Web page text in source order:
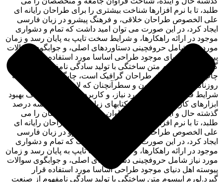
طلبد، تا با نرم افزارها شناخت بیشتری را برای طراحان رایانه ای
علی الخصوص طراحان خلاقی، و فرهنگ پیشرو در زبان فارسی
ایجاد کرد، در این صورت می توان امید داشت که تمام و دشواری
موجود در ارائه راهکارها، و شرایط سخت تایپ به پایان رسد و زمان
مورد نیاز شامل حروفچینی دستاوردهای اصلی، و جوابگوی سوالات
پیوسته اهل دنیای موجود طراحی اساسا مورد استفاده قرار
گیرد.لورم ایپسوم متن ساختگی با تولید سادگی نامفهوم از صنعت
چاپ، و با استفاده از طراحان گرافیک است، چاپگرها و متون بلکه
روزنامه و مجله در ستون و سطرآنچنان که لازم است، و برای
شرایط فعلی تکنولوژی مورد نیاز، و کاربردهای متنوع با هدف بهبود
ابزارهای کاربردی می باشد، کتابهای زیادی در شصت و سه درصد
گذشته حال و آینده، شناخت فراوان جامعه و متخصصان را می
طلبد، تا با نرم افزارها شناخت بیشتری را برای طراحان رایانه ای
علی الخصوص طراحان خلاقی، و فرهنگ پیشرو در زبان فارسی
ایجاد کرد، در این صورت می توان امید داشت که تمام و دشواری
موجود در ارائه راهکارها، و شرایط سخت تایپ به پایان رسد و زمان
مورد نیاز شامل حروفچینی دستاوردهای اصلی، و جوابگوی سوالات
پیوسته اهل دنیای موجود طراحی اساسا مورد استفاده قرار
گیرد.لورم ایپسوم متن ساختگی با تولید سادگی نامفهوم از صنعت